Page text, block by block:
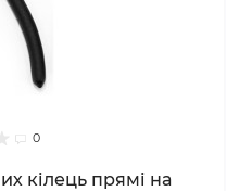
0
кілець прямі на